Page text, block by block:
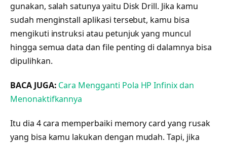
gunakan, salah satunya yaitu Disk Drill. Jika kamu
sudah menginstall aplikasi tersebut, kamu bisa
mengikuti instruksi atau petunjuk yang muncul
hingga semua data dan file penting di dalamnya bisa
dipulihkan.
BACA JUGA: Cara Mengganti Pola HP Infinix dan
Menonaktifkannya
Itu dia 4 cara memperbaiki memory card yang rusak
yang bisa kamu lakukan dengan mudah. Tapi, jika